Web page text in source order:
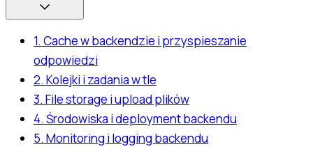
1. Cache w backendzie i przyspieszanie
odpowiedzi
2. Kolejki i zadania w tle
3. File storage i upload plików
4. Środowiska i deployment backendu
5. Monitoring i logging backendu